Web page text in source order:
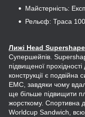
Майстерність:
Рельєф: Траса
Лижі Head
Супершейпів.
підвищеної
конструкції є подвійна
EMC, завдяки чому
ще більше підвищити
жорсткому. Спортивна
Worldcup Sandwich,